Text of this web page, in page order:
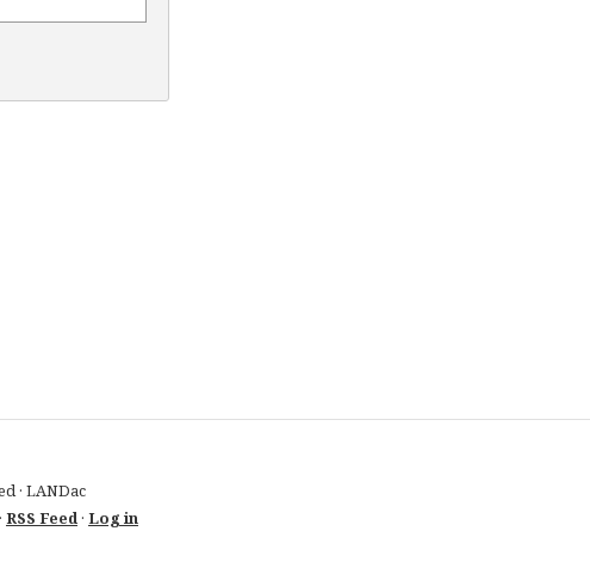
· LANDac
RSS Feed· Log in